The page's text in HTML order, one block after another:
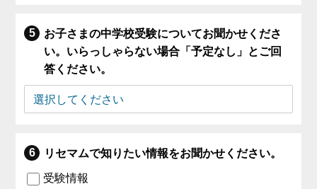
お子さまの中学校受験についてお聞かせくださ
い。いらっしゃらない場合「予定なし」とご回
答ください。
リセマムで知りたい情報をお聞かせください。
受験情報